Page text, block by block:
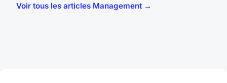
Voir tous les articles Management →